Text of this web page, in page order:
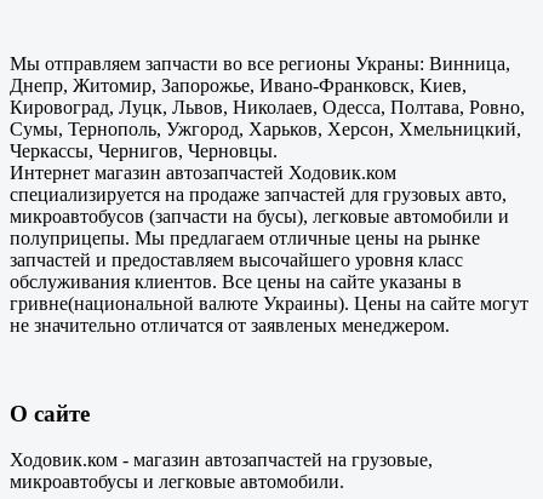
Мы отправляем запчасти во все регионы Украны: Винница,
Днепр, Житомир, Запорожье, Ивано-Франковск, Киев,
Кировоград, Луцк, Львов, Николаев, Одесса, Полтава, Ровно,
Сумы, Тернополь, Ужгород, Харьков, Херсон, Хмельницкий,
Черкассы, Чернигов, Черновцы.
Интернет магазин автозапчастей Ходовик.ком
специализируется на продаже запчастей для грузовых авто,
микроавтобусов (запчасти на бусы), легковые автомобили и
полуприцепы. Мы предлагаем отличные цены на рынке
запчастей и предоставляем высочайшего уровня класс
обслуживания клиентов. Все цены на сайте указаны в
гривне(национальной валюте Украины). Цены на сайте могут
не значительно отличатся от заявленых менеджером.
О сайте
Ходовик.ком - магазин автозапчастей на грузовые,
микроавтобусы и легковые автомобили.